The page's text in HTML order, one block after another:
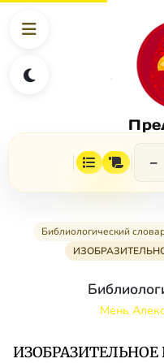
−
Библиологический
Мень